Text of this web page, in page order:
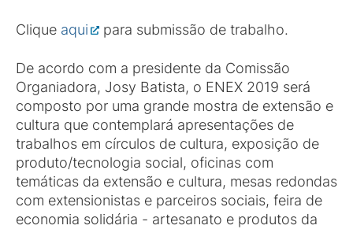
Clique aqui para submissão de trabalho.
De acordo com a presidente da Comissão
Organiadora, Josy Batista, o ENEX 2019 será
composto por uma grande mostra de extensão e
cultura que contemplará apresentações de
trabalhos em círculos de cultura, exposição de
produto/tecnologia social, oficinas com
temáticas da extensão e cultura, mesas redondas
com extensionistas e parceiros sociais, feira de
economia solidária - artesanato e produtos da